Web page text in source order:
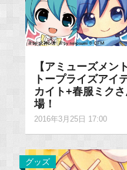
【アミューズメン
トープライズアイ
カイト+春服ミク
場！
2016年3月25日 17:00
グッズ